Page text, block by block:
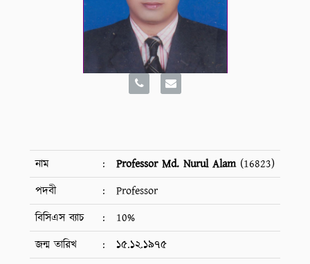
নাম : Professor Md. Nurul Alam(16823)
পদবী
:
Professor
বিসিএস ব্যাচ
:
10%
জন্ম তারিখ
:
১৫.১২.১৯৭৫